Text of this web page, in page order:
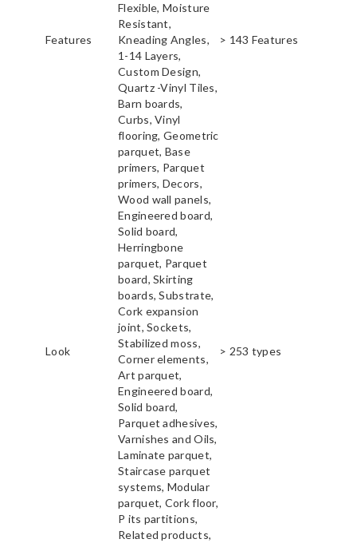
Features
Flexible, Moisture
Resistant,
Kneading Angles,
1-14 Layers,
Custom Design,
> 143 Features
Look
Quartz -Vinyl Tiles,
Barn boards,
Curbs, Vinyl
flooring, Geometric
parquet, Base
primers, Parquet
primers, Decors,
Wood wall panels,
Engineered board,
Solid board,
Herringbone
parquet, Parquet
board, Skirting
boards, Substrate,
Cork expansion
joint, Sockets,
Stabilized moss,
Corner elements,
Art parquet,
Engineered board,
Solid board,
Parquet adhesives,
Varnishes and Oils,
Laminate parquet,
Staircase parquet
systems, Modular
parquet, Cork floor,
P its partitions,
Related products,
> 253 types